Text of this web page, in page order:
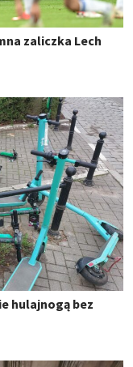
zaliczka Lech
hulajnogą bez